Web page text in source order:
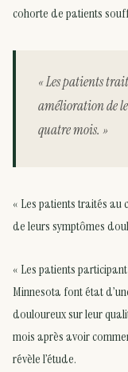
cohorte de patients
« Les patients
amélioration de
quatre mois. »
« Les patients traités
de leurs symptômes
« Les patients
Minnesota font état
douloureux sur leur
mois après avoir
révèle l’étude.